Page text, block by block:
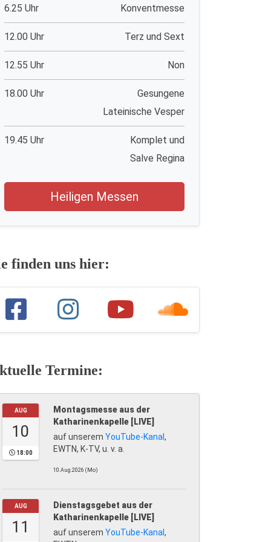
6.25 Uhr Konventmesse
12.00 Uhr Terz und Sext
12.55 Uhr Non
18.00 Uhr
Gesungene
Lateinische Vesper
19.45 Uhr
Komplet und
Salve Regina
Heiligen Messen
finden uns hier:
Termine:
AUG
10
18:00
Montagsmesse aus der
Katharinenkapelle [LIVE]
auf unserem YouTube-Kanal ,
EWTN, K-TV, u. v. a.
10.Aug.2026 (Mo)
AUG
11
Dienstagsgebet aus der
Katharinenkapelle [LIVE]
auf unserem YouTube-Kanal ,